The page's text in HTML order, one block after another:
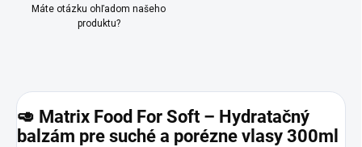
Máte otázku ohľadom našeho
produktu?
🥑 Matrix Food For Soft – Hydratačný
balzám pre suché a porézne vlasy 300ml